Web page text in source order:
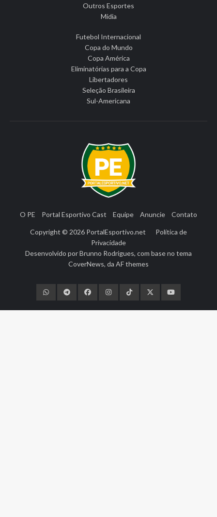
Outros Esportes
Mídia
Futebol Internacional
Copa do Mundo
Copa América
Eliminatórias para a Copa
Libertadores
Seleção Brasileira
Sul-Americana
O PE Portal Esportivo Cast Equipe Anuncie Contato
Copyright © 2026 PortalEsportivo.net
Política de
Privacidade
Desenvolvido porBrunno Rodrigues, com base no tema
CoverNews, da AF themes